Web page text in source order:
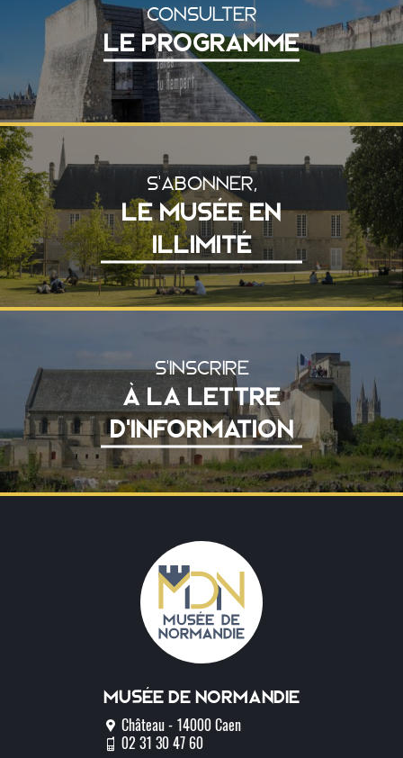
CONSULTER
LE PROGRAMME
S'ABONNER,
LE MUSÉE EN
ILLIMITÉ
S'INSCRIRE
À LA LETTRE
D'INFORMATION
Musée de normandie
Château - 14000 Caen
02 31 30 47 60